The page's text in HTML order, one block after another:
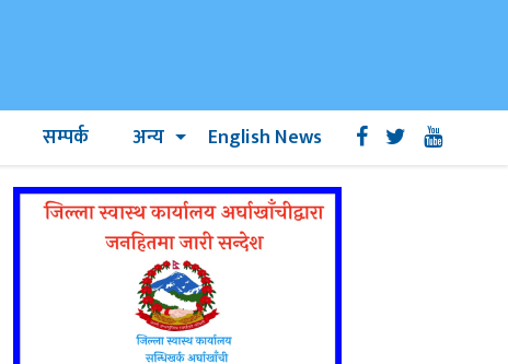
सम्पर्क अन्य English News